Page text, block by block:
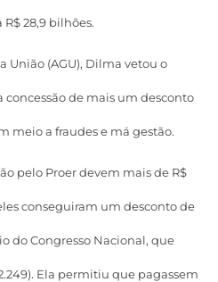
R$ 28,9 bilhões.
União (AGU), Dilma vetou o
concessão de mais um desconto
meio a fraudes e má gestão.
pelo Proer devem mais de R$
conseguiram um desconto de
do Congresso Nacional, que
Ela permitiu que pagassem